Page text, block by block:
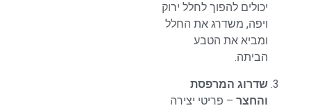
יכולים להפוך לחלל ירוק
ויפה, משדרג את החלל
ומביא את הטבע
הביתה.
שדרוג המרפסת
והחצר – פריטי יצירה